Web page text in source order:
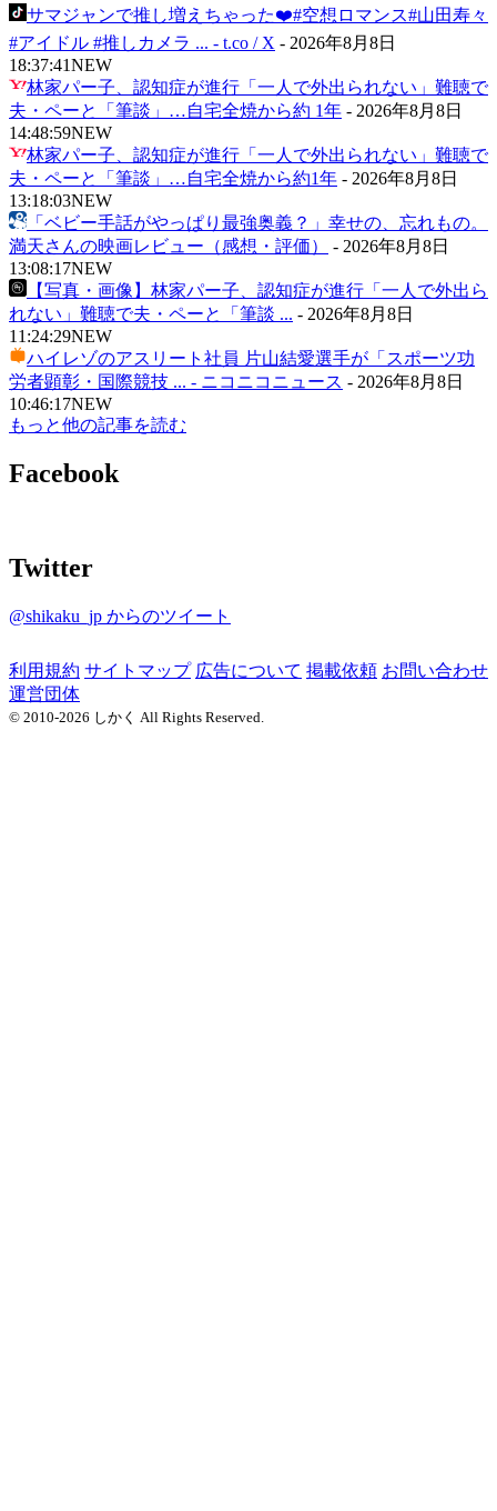
サマジャンで推し増えちゃった❤️#空想ロマンス#山田寿々
#アイドル #推しカメラ ... - t.co / X - 2026年8月8日
18:37:41NEW
林家パー子、認知症が進行「一人で外出られない」難聴で
夫・ペーと「筆談」…自宅全焼から約 1年 - 2026年8月8日
14:48:59NEW
林家パー子、認知症が進行「一人で外出られない」難聴で
夫・ペーと「筆談」…自宅全焼から約1年 - 2026年8月8日
13:18:03NEW
「ベビー手話がやっぱり最強奥義？」幸せの、忘れもの。
満天さんの映画レビュー（感想・評価）
- 2026年8月8日
13:08:17NEW
【写真・画像】林家パー子、認知症が進行「一人で外出ら
れない」難聴で夫・ペーと「筆談 ... - 2026年8月8日
11:24:29NEW
ハイレゾのアスリート社員 片山結愛選手が「スポーツ功
労者顕彰・国際競技 ... - ニコニコニュース - 2026年8月8日
10:46:17NEW
もっと他の記事を読む
Facebook
Twitter
@shikaku_jp からのツイート
利用規約 サイトマップ 広告について 掲載依頼 お問い合わせ
運営団体
© 2010-2026 しかく All Rights Reserved.